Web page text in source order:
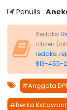
Penulis :
Redaksi
citizen
813-455-
#Anggota
#Berita